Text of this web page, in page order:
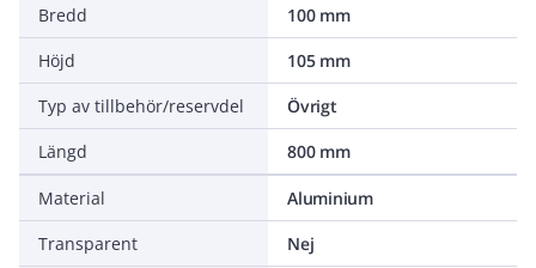
Bredd
100 mm
Höjd
105 mm
Typ av tillbehör/reservdel
Övrigt
Längd
800 mm
Material
Aluminium
Transparent
Nej